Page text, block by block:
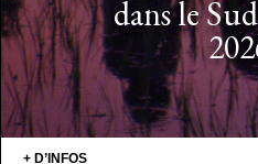
dans le
+ D’INFOS